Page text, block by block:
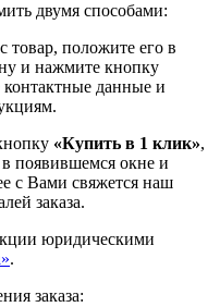
двумя способами:
положите его в
и нажмите кнопку
контактные данные и
«Купить в 1 клик»,
появившемся окне и
с Вами свяжется наш
заказа.
юридическими
.
заказа: